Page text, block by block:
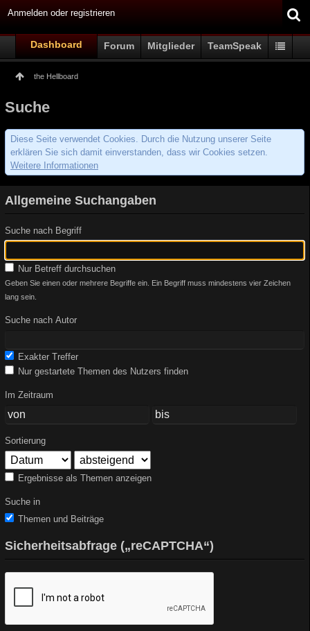
Anmelden oder registrieren
Dashboard Forum Mitglieder TeamSpeak
the Hellboard
Suche
Diese Seite verwendet Cookies. Durch die Nutzung unserer Seite
erklären Sie sich damit einverstanden, dass wir Cookies setzen.
Weitere Informationen
Allgemeine Suchangaben
Suche nach Begriff
Nur Betreff durchsuchen
Geben Sie einen oder mehrere Begriffe ein. Ein Begriff muss mindestens vier Zeichen
lang sein.
Suche nach Autor
Exakter Treffer
Nur gestartete Themen des Nutzers finden
Im Zeitraum
Sortierung
Ergebnisse als Themen anzeigen
Suche in
Themen und Beiträge
Sicherheitsabfrage („reCAPTCHA“)